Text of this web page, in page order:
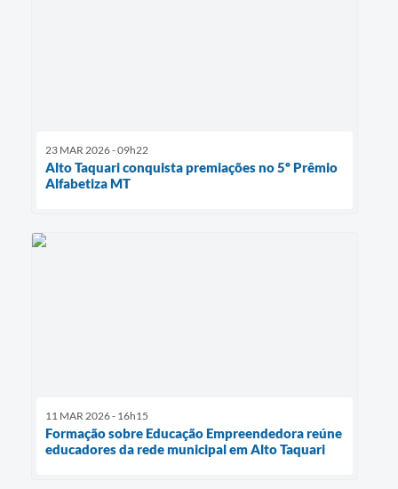
23 MAR 2026 - 09h22
Alto Taquari conquista premiações no 5º Prêmio
Alfabetiza MT
11 MAR 2026 - 16h15
Formação sobre Educação Empreendedora reúne
educadores da rede municipal em Alto Taquari